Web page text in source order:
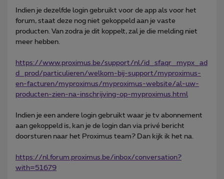
Indien je dezelfde login gebruikt voor de app als voor het
forum, staat deze nog niet gekoppeld aan je vaste
producten. Van zodra je dit koppelt, zal je die melding niet
meer hebben.
https://www.proximus.be/support/nl/id_sfaqr_mypx_ad
d_prod/particulieren/welkom-bij-support/myproximus-
en-facturen/myproximus/myproximus-website/al-uw-
producten-zien-na-inschrijving-op-myproximus.html
Indien je een andere login gebruikt waar je tv abonnement
aan gekoppeld is, kan je de login dan via privé bericht
doorsturen naar het Proximus team? Dan kijk ik het na.
https://nl.forum.proximus.be/inbox/conversation?
with=51679